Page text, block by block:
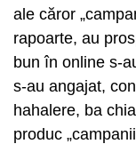
ale căror
rapoarte, au
bun în online s-
s-au angajat,
hahalere, ba
produc